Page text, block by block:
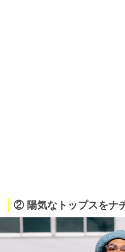
② 陽気なトップスをナ